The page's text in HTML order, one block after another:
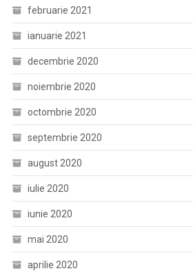
februarie 2021
ianuarie 2021
decembrie 2020
noiembrie 2020
octombrie 2020
septembrie 2020
august 2020
iulie 2020
iunie 2020
mai 2020
aprilie 2020